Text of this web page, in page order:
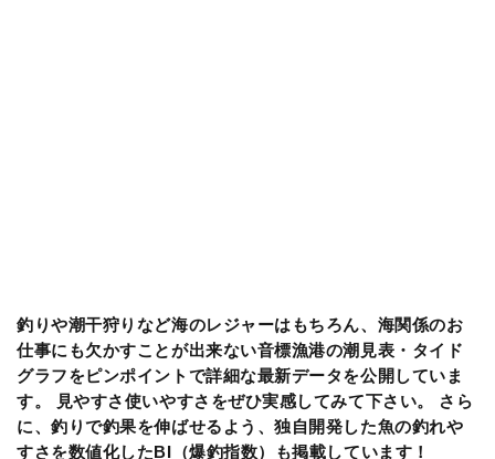
釣りや潮干狩りなど海のレジャーはもちろん、海関係のお
仕事にも欠かすことが出来ない音標漁港の潮見表・タイド
グラフをピンポイントで詳細な最新データを公開していま
す。 見やすさ使いやすさをぜひ実感してみて下さい。 さら
に、釣りで釣果を伸ばせるよう、独自開発した魚の釣れや
すさを数値化したBI（爆釣指数）も掲載しています！